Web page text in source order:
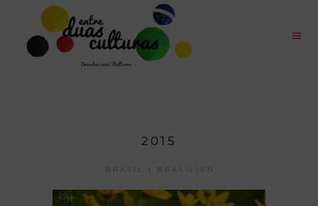
2015
BRASIL | BRASILIEN